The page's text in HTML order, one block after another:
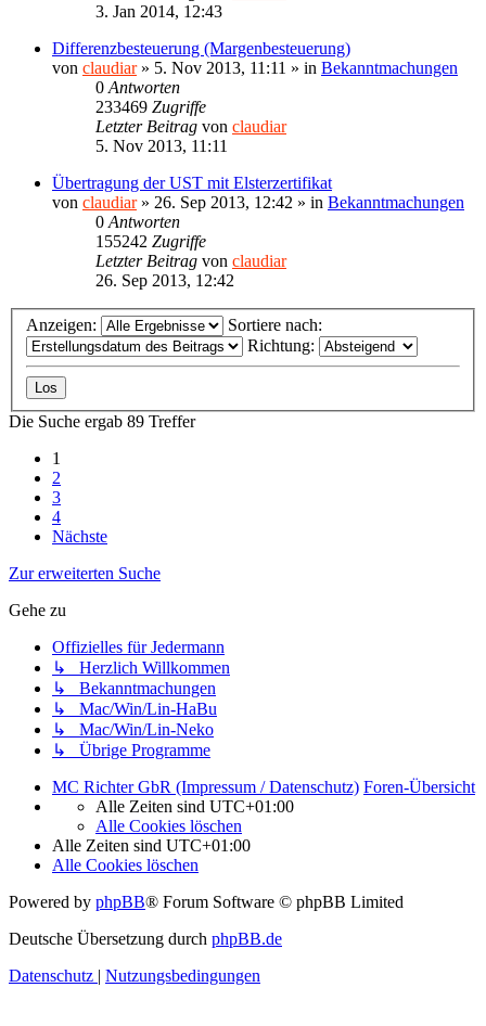
3. Jan 2014, 12:43
Differenzbesteuerung (Margenbesteuerung)
von claudiar» 5. Nov 2013, 11:11 » in Bekanntmachungen
0 Antworten
233469 Zugriffe
Letzter Beitrag von claudiar
5. Nov 2013, 11:11
Übertragung der UST mit Elsterzertifikat
von claudiar» 26. Sep 2013, 12:42 » in Bekanntmachungen
0 Antworten
155242 Zugriffe
Letzter Beitrag von claudiar
26. Sep 2013, 12:42
Anzeigen:
Sortiere nach:
Richtung:
Die Suche ergab 89 Treffer
1
2
3
4
Nächste
Zur erweiterten Suche
Gehe zu
Offizielles für Jedermann
↳ Herzlich Willkommen
↳ Bekanntmachungen
↳ Mac/Win/Lin-HaBu
↳ Mac/Win/Lin-Neko
↳ Übrige Programme
MC Richter GbR (Impressum / Datenschutz) Foren-Übersicht
Alle Zeiten sind UTC+01:00
Alle Cookies löschen
Alle Zeiten sind UTC+01:00
Alle Cookies löschen
Powered by phpBB® Forum Software © phpBB Limited
Deutsche Übersetzung durch phpBB.de
Datenschutz
Nutzungsbedingungen